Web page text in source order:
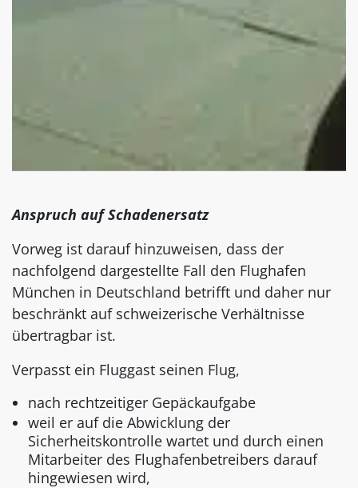
Anspruch auf Schadenersatz
Vorweg ist darauf hinzuweisen, dass der
nachfolgend dargestellte Fall den Flughafen
München in Deutschland betrifft und daher nur
beschränkt auf schweizerische Verhältnisse
übertragbar ist.
Verpasst ein Fluggast seinen Flug,
nach rechtzeitiger Gepäckaufgabe
weil er auf die Abwicklung der
Sicherheitskontrolle wartet und durch einen
Mitarbeiter des Flughafenbetreibers darauf
hingewiesen wird,